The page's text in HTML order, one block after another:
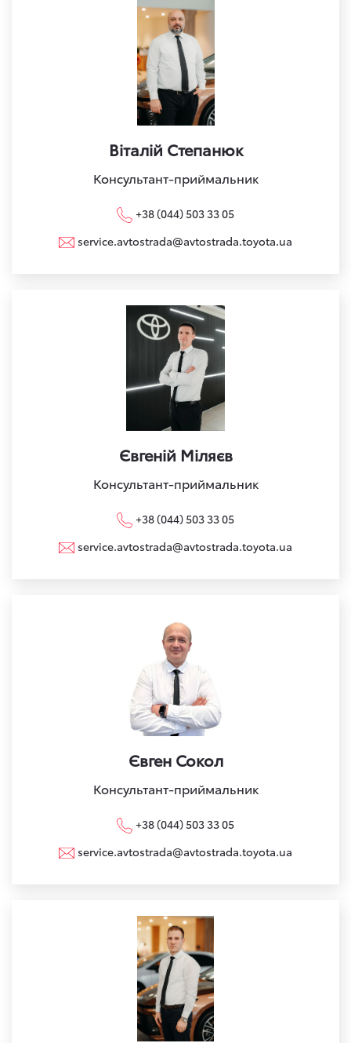
Віталій Степанюк
Консультант-приймальник
+38 (044) 503 33 05
service.avtostrada@avtostrada.toyota.ua
Євгеній Міляєв
Консультант-приймальник
+38 (044) 503 33 05
service.avtostrada@avtostrada.toyota.ua
Євген Сокол
Консультант-приймальник
+38 (044) 503 33 05
service.avtostrada@avtostrada.toyota.ua